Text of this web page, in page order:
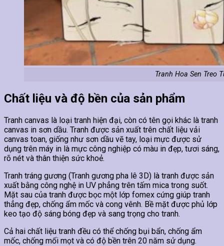
Tranh Hoa Sen Treo
Chất liệu và độ bền của sản phẩm
Tranh canvas là loại tranh hiện đại, còn có tên gọi khác là tranh
canvas in sơn dầu. Tranh được sản xuất trên chất liệu vải
canvas toan, giống như sơn dầu vẽ tay, loại mực được sử
dụng trên máy in là mực công nghiệp có màu in đẹp, tươi sáng,
rõ nét và thân thiện sức khoẻ.
Tranh tráng gương (Tranh gương pha lê 3D) là tranh được sản
xuất bằng công nghệ in UV phẳng trên tấm mica trong suốt.
Mặt sau của tranh được bọc một lớp fomex cứng giúp tranh
thẳng đẹp, chống ẩm mốc và cong vênh. Bề mặt được phủ lớp
keo tạo độ sáng bóng đẹp và sang trọng cho tranh.
Cả hai chất liệu tranh đều có thể chống bụi bẩn, chống ẩm
mốc, chống mối mọt và có độ bền trên 20 năm sử dụng.